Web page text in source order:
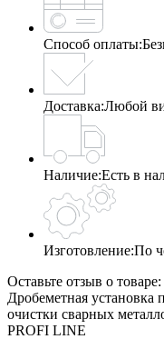
Способ оплаты:
Доставка:Любой
Наличие:Есть в
Изготовление:По
Оставьте отзыв о товаре:
Дробеметная установка
очистки сварных
PROFI LINE